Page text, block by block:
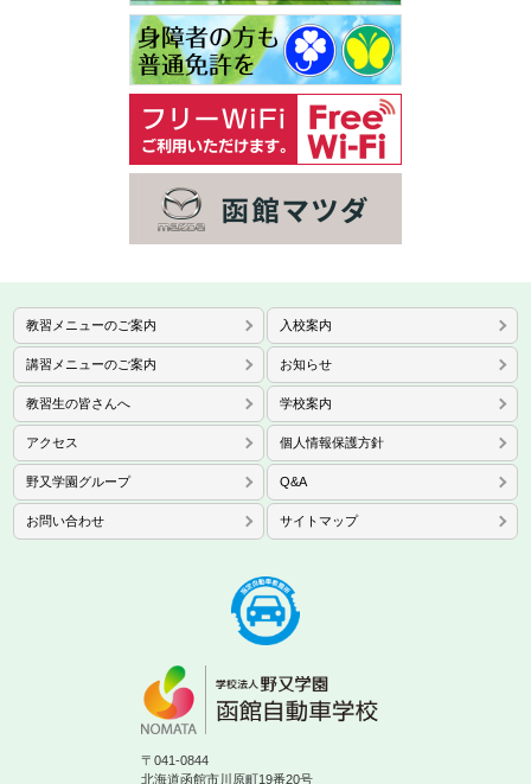
教習メニューのご案内 入校案内
講習メニューのご案内 お知らせ
教習生の皆さんへ 学校案内
アクセス 個人情報保護方針
野又学園グループ Q&A
お問い合わせ サイトマップ
〒041-0844
北海道函館市川原町19番20号